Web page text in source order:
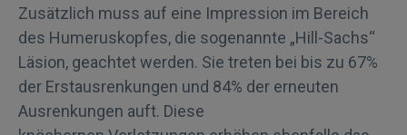
Zusätzlich muss auf eine Impression im Bereich
des Humeruskopfes, die sogenannte „Hill-Sachs“
Läsion, geachtet werden. Sie treten bei bis zu 67%
der Erstausrenkungen und 84% der erneuten
Ausrenkungen auft. Diese